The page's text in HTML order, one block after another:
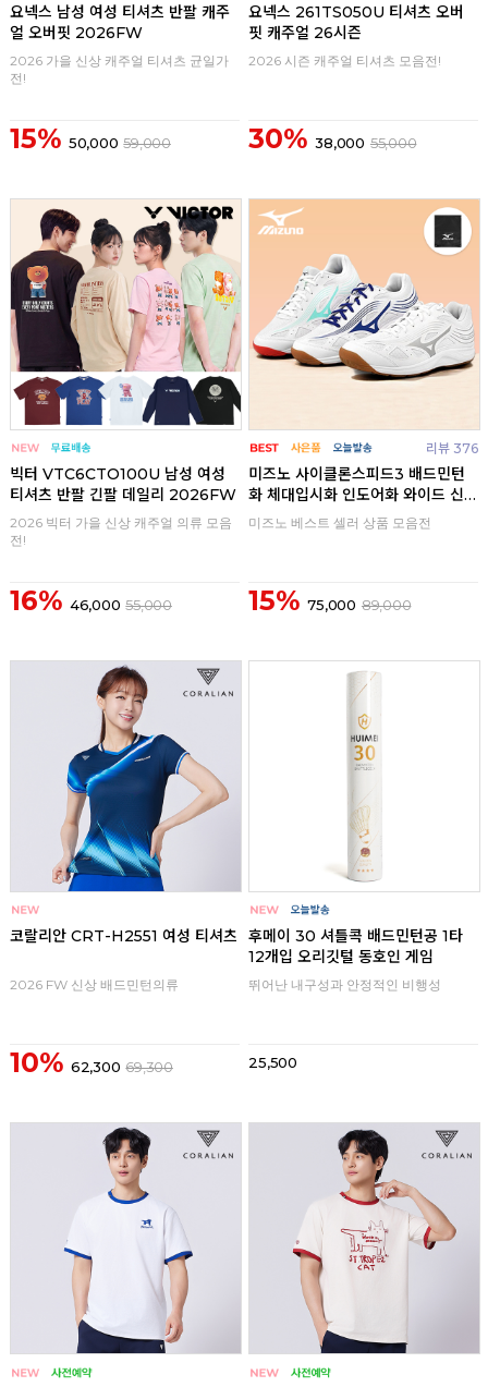
요넥스 남성 여성 티셔츠 반팔 캐주
얼 오버핏 2026FW
2026 가을 신상 캐주얼 티셔츠 균일가
전!
15% 50,000 59,000
요넥스 261TS050U 티셔츠 오버
핏 캐주얼 26시즌
2026 시즌 캐주얼 티셔츠 모음전!
30% 38,000 55,000
빅터 VTC6CTO100U 남성 여성
티셔츠 반팔 긴팔 데일리 2026FW
2026 빅터 가을 신상 캐주얼 의류 모음
전!
16% 46,000 55,000
리뷰 376
미즈노 사이클론스피드3 배드민턴
화 체대입시화 인도어화 와이드 신
발
미즈노 베스트 셀러 상품 모음전
15% 75,000 89,000
코랄리안 CRT-H2551 여성 티셔츠
2026 FW 신상 배드민턴의류
10% 62,300 69,300
후메이 30 셔틀콕 배드민턴공 1타
12개입 오리깃털 동호인 게임
뛰어난 내구성과 안정적인 비행성
25,500